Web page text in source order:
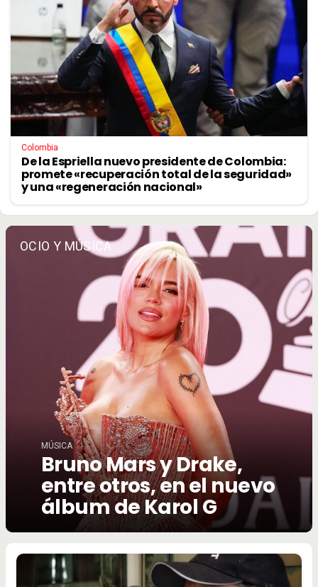
Colombia
De la Espriella nuevo presidente de Colombia:
promete «recuperación total de la seguridad»
y una «regeneración nacional»
OCIO Y MÚSICA
MÚSICA
Bruno Mars y Drake,
entre otros, en el nuevo
álbum de Karol G